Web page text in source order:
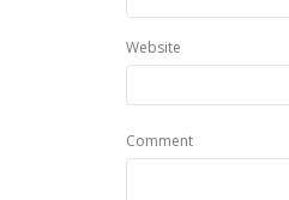
Website
Comment